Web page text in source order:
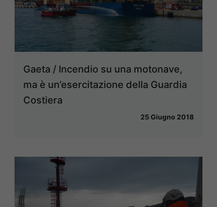
Gaeta / Incendio su una motonave,
ma è un’esercitazione della Guardia
Costiera
25 Giugno 2018